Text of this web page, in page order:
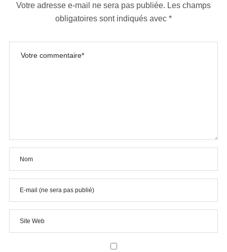
Votre adresse e-mail ne sera pas publiée. Les champs
obligatoires sont indiqués avec *